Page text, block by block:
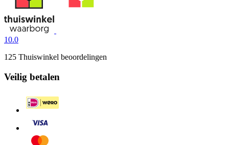
10.0
125 Thuiswinkel beoordelingen
Veilig betalen